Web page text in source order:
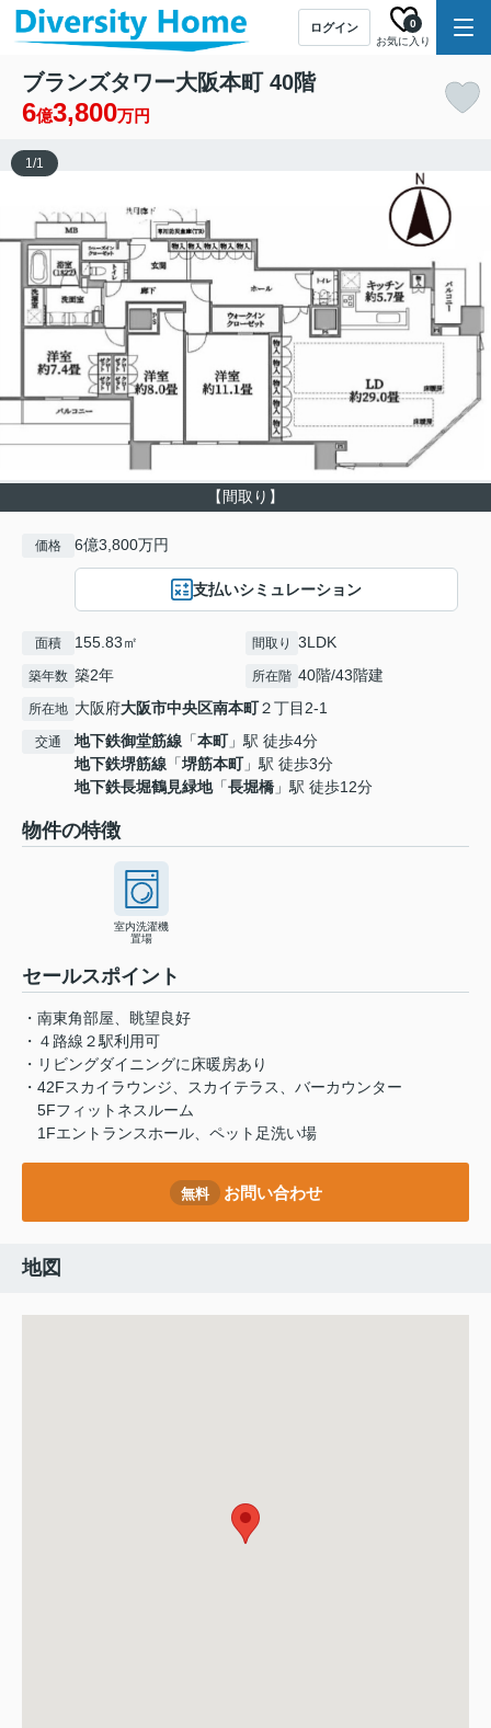
ログイン
お気に入り
0
ブランズタワー大阪本町 40階
6億3,800万円
【間取り】
1/1
価格 6億3,800万円
支払いシミュレーション
面積 155.83㎡ 間取り 3LDK
築年数 築2年 所在階 40階/43階建
所在地 大阪府大阪市中央区南本町２丁目2-1
交通 地下鉄御堂筋線 「本町」駅 徒歩4分
地下鉄堺筋線 「堺筋本町」駅 徒歩3分
地下鉄長堀鶴見緑地「長堀橋 」駅 徒歩12分
物件の特徴
室内洗濯機
置場
セールスポイント
・南東角部屋、眺望良好
・４路線２駅利用可
・リビングダイニングに床暖房あり
・42Fスカイラウンジ、スカイテラス、バーカウンター
5Fフィットネスルーム
1Fエントランスホール、ペット足洗い場
無料 お問い合わせ
地図